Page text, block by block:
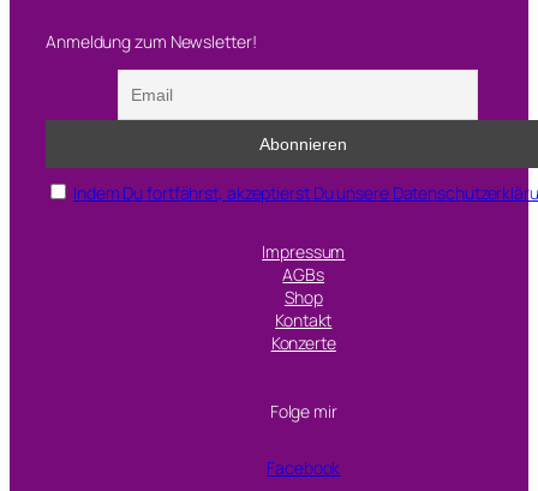
Anmeldung zum Newsletter!
Indem Du fortfährst, akzeptierst Du unsere
Impressum
AGBs
Shop
Kontakt
Konzerte
Folge mir
Facebook